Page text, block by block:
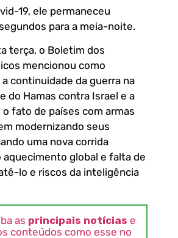
19, ele permaneceu
para a meia-noite.
terça, o Boletim dos
mencionou como
continuidade da guerra na
do Hamas contra Israel e a
o fato de países com armas
modernizando seus
uma nova corrida
global e falta de
lo e riscos da inteligência
as principais notícias e
conteúdos como esse no